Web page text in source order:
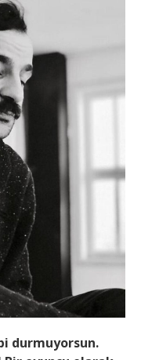
durmuyorsun.